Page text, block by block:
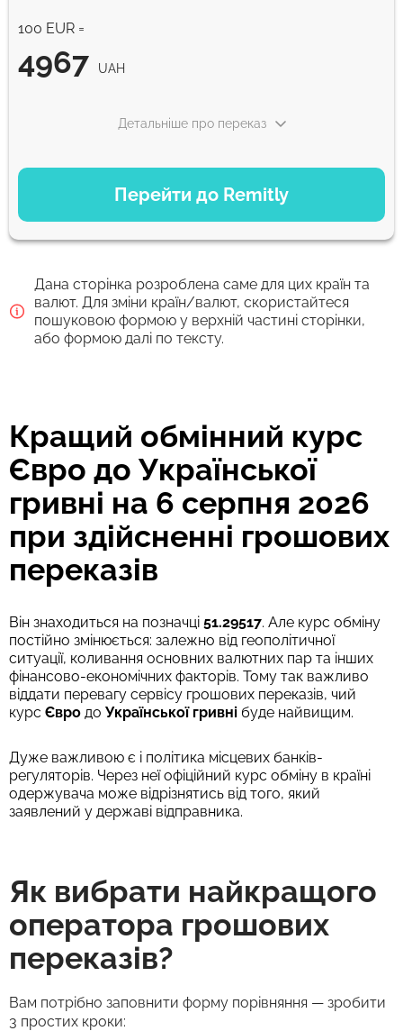
WU Pay
4999.87
4999.87 0-1 д
курс обміну
Комісія Strumok, завжди 0%
100 EUR =
4967 UAH
Перейти до Remitly
Детальніше про переказ
ВАРІАНТИ ОПЛАТИ
Економний
4967 UAH 5 д
Швидкий
4915 UAH
Дана сторінка розроблена саме для цих країн та
валют. Для зміни країн/валют, скористайтеся
пошуковою формою у верхній частині сторінки,
або формою далі по тексту.
Кращий обмінний курс
Євро до Української
гривні на 6 серпня 2026
при здійсненні грошових
переказів
Він знаходиться на позначці 51.29517. Але курс обміну
постійно змінюється: залежно від геополітичної
ситуації, коливання основних валютних пар та інших
фінансово-економічних факторів. Тому так важливо
віддати перевагу сервісу грошових переказів, чий
курс Євро до Української гривні буде найвищим.
Дуже важливою є і політика місцевих банків-
регуляторів. Через неї офіційний курс обміну в країні
одержувача може відрізнятись від того, який
заявлений у державі відправника.
Як вибрати найкращого
оператора грошових
переказів?
Вам потрібно заповнити форму порівняння — зробити
3 простих кроки: